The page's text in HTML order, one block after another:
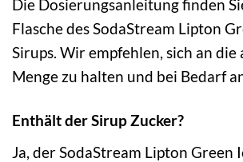
Die Dosierungsanleitung finden
Flasche des SodaStream Lipton
Sirups. Wir empfehlen, sich an die
Menge zu halten und bei Bedarf
Enthält der Sirup Zucker?
Ja, der SodaStream Lipton Green